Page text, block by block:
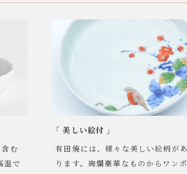
む
温で
「 美しい絵付 」
有田焼には、様々な美しい絵柄があ
ります。絢爛豪華なものからワンポ